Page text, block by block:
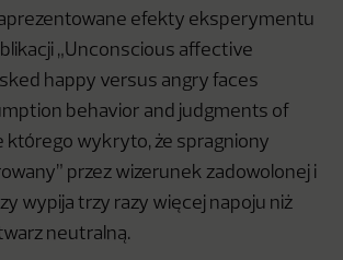
efekty eksperymentu
„Unconscious affective
happy versus angry faces
behavior and judgments of
którego wykryto, że spragniony
przez wizerunek zadowolonej i
wypija trzy razy więcej napoju niż
neutralną.